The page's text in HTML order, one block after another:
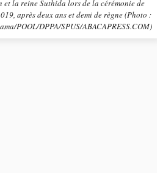
la reine Suthida lors de la cérémonie de
après deux ans et demi de règne (Photo :
POOL/DPPA/SPUS/ABACAPRESS.COM)